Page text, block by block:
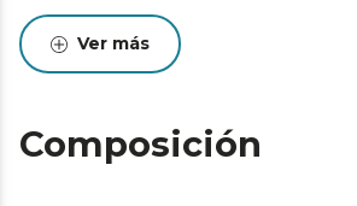
Ver más
Composición